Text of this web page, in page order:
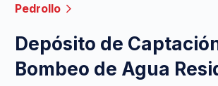
Pedrollo
Depósito de
Bombeo de Agua